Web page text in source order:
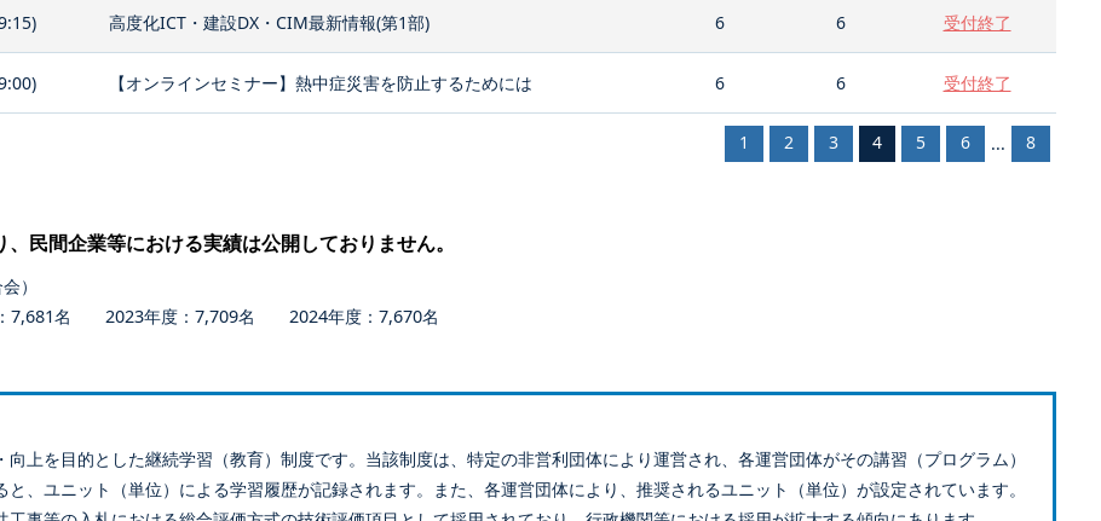
高度化ICT・建設DX・CIM最新情報(第1部) 6 6 受付終了
【オンラインセミナー】熱中症災害を防止するためには 6 6 受付終了
1 2 3 4 5 6 ... 8
民間企業等における実績は公開しておりません。
）
名 2023年度：7,709名 2024年度：7,670名
上を目的とした継続学習（教育）制度です。当該制度は、特定の非営利団体により運営され、各運営団体がその講習（プログラム）
、ユニット（単位）による学習履歴が記録されます。また、各運営団体により、推奨されるユニット（単位）が設定されています。